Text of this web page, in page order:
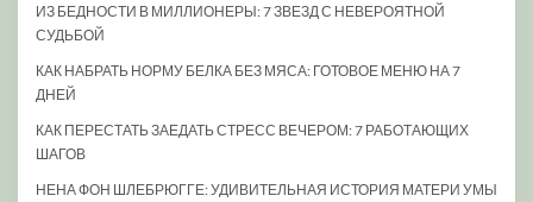
ИЗ БЕДНОСТИ В МИЛЛИОНЕРЫ: 7 ЗВЕЗД С НЕВЕРОЯТНОЙ
СУДЬБОЙ
КАК НАБРАТЬ НОРМУ БЕЛКА БЕЗ МЯСА: ГОТОВОЕ МЕНЮ НА 7
ДНЕЙ
КАК ПЕРЕСТАТЬ ЗАЕДАТЬ СТРЕСС ВЕЧЕРОМ: 7 РАБОТАЮЩИХ
ШАГОВ
НЕНА ФОН ШЛЕБРЮГГЕ: УДИВИТЕЛЬНАЯ ИСТОРИЯ МАТЕРИ УМЫ